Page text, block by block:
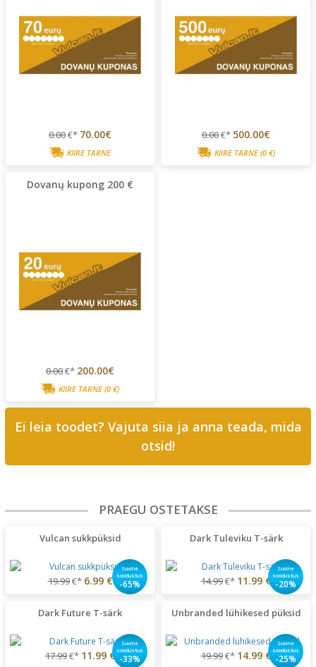
0.00€* 70.00€
KIIRE TARNE
0.00€* 500.00€
KIIRE TARNE(0 €)
Dovanų kupong 200 €
0.00€* 200.00€
KIIRE TARNE(0 €)
Ei leia toodet? Vajuta siia ja anna teada, mida
otsid!
PRAEGU OSTETAKSE
Vulcan sukkpüksid
Suvine
soodustus
-65%
19.99€* 6.99 €
Dark Tuleviku T-särk
Suvine
soodustus
-20%
14.99€* 11.99 €
Dark Future T-särk
Suvine
soodustus
-33%
17.99€* 11.99 €
Unbranded lühikesed püksid
Suvine
soodustus
-25%
19.99€* 14.99 €